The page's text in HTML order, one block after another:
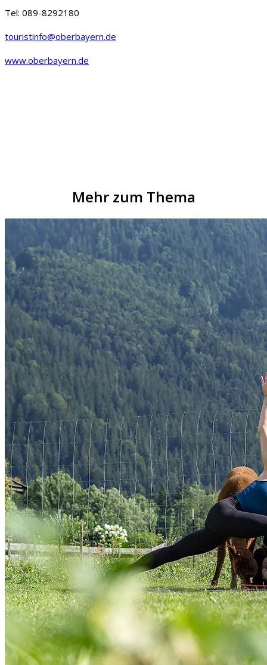
Tel: 089-8292180
touristinfo@oberbayern.de
www.oberbayern.de
Mehr zum Thema